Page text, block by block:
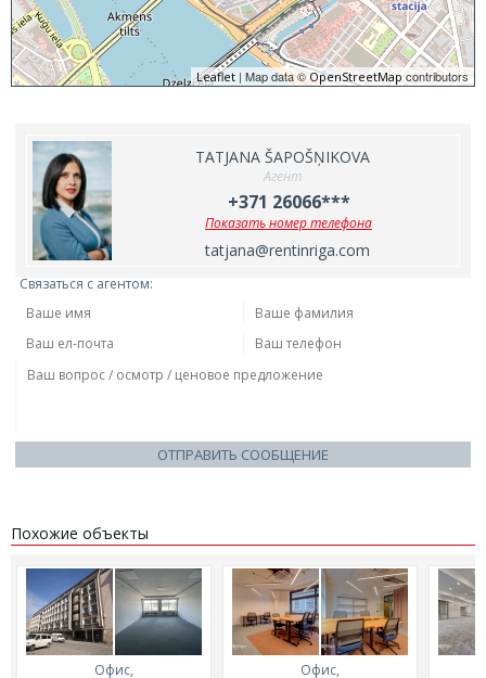
Leaflet | Map data © OpenStreetMapcontributors
TATJANA ŠAPOŠŅIKOVA
Агент
+371 26066***
Показать номер телефона
tatjana@rentinriga.com
Связаться с агентом:
ОТПРАВИТЬ СООБЩЕНИЕ
Похожие объекты
Офис, Офис,